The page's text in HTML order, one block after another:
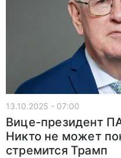
13.10.2025 - 07:00
Вице-президент
Никто не может
стремится Трамп